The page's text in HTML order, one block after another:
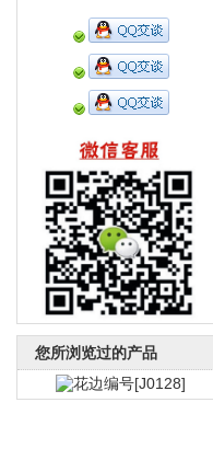
您所浏览过的产品